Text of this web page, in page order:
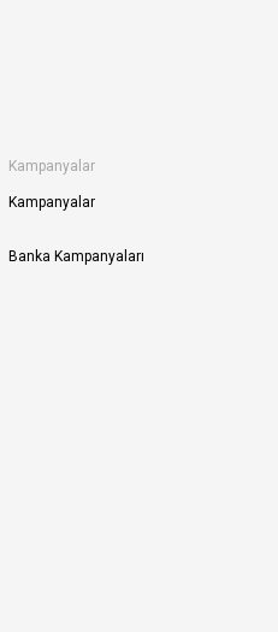
Kampanyalar
Kampanyalar
Banka Kampanyaları